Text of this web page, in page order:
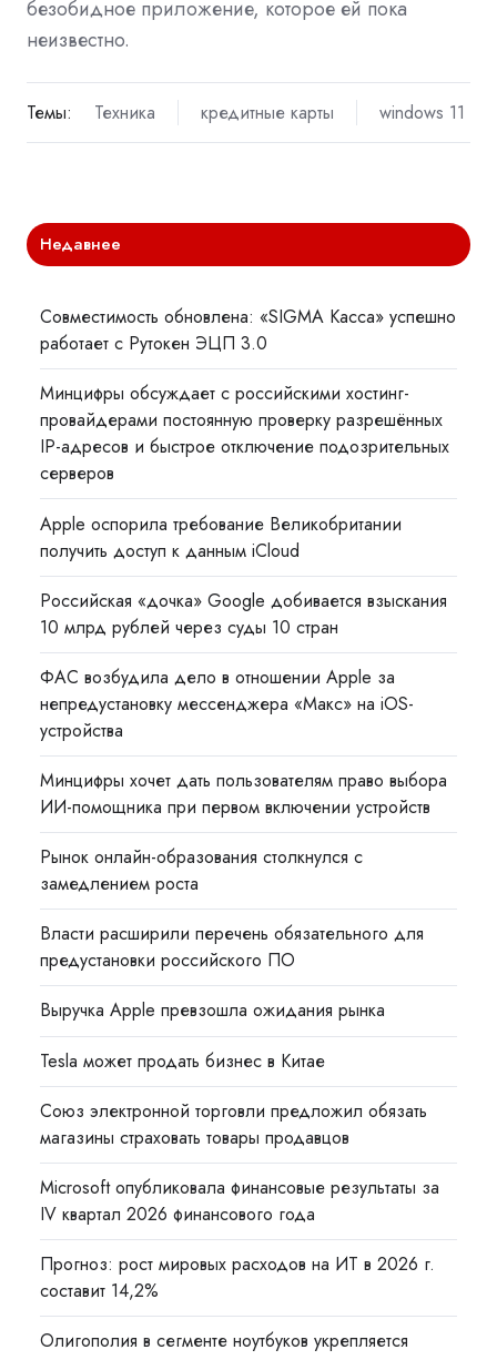
безобидное приложение, которое ей пока
неизвестно.
Темы: Техника кредитные карты windows 11
Недавнее
Совместимость обновлена: «SIGMA Касса» успешно
работает с Рутокен ЭЦП 3.0
Минцифры обсуждает с российскими хостинг-
провайдерами постоянную проверку разрешённых
IP-адресов и быстрое отключение подозрительных
серверов
Apple оспорила требование Великобритании
получить доступ к данным iCloud
Российская «дочка» Google добивается взыскания
10 млрд рублей через суды 10 стран
ФАС возбудила дело в отношении Apple за
непредустановку мессенджера «Макс» на iOS-
устройства
Минцифры хочет дать пользователям право выбора
ИИ-помощника при первом включении устройств
Рынок онлайн-образования столкнулся с
замедлением роста
Власти расширили перечень обязательного для
предустановки российского ПО
Выручка Apple превзошла ожидания рынка
Tesla может продать бизнес в Китае
Союз электронной торговли предложил обязать
магазины страховать товары продавцов
Microsoft опубликовала финансовые результаты за
IV квартал 2026 финансового года
Прогноз: рост мировых расходов на ИТ в 2026 г.
составит 14,2%
Олигополия в сегменте ноутбуков укрепляется